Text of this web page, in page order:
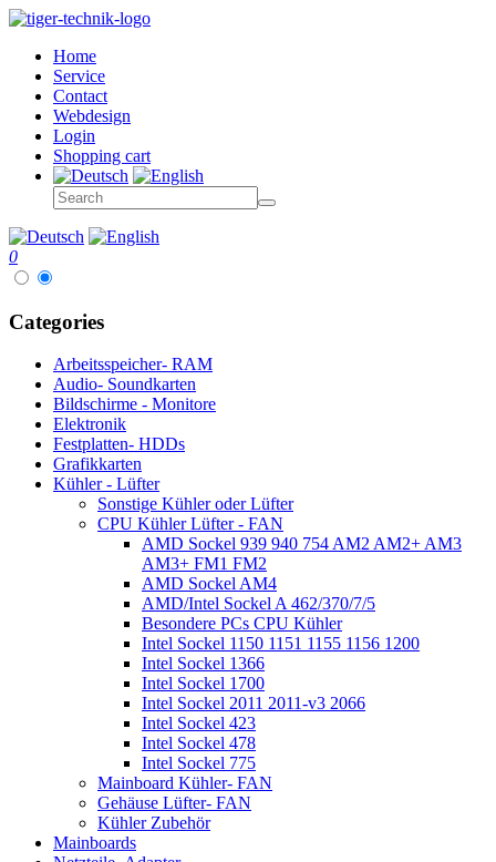
Home
Service
Contact
Webdesign
Login
Shopping cart
0
Categories
Arbeitsspeicher- RAM
Audio- Soundkarten
Bildschirme - Monitore
Elektronik
Festplatten- HDDs
Grafikkarten
Kühler - Lüfter
Sonstige Kühler oder Lüfter
CPU Kühler Lüfter - FAN
AMD Sockel 939 940 754 AM2 AM2+ AM3
AM3+ FM1 FM2
AMD Sockel AM4
AMD/Intel Sockel A 462/370/7/5
Besondere PCs CPU Kühler
Intel Sockel 1150 1151 1155 1156 1200
Intel Sockel 1366
Intel Sockel 1700
Intel Sockel 2011 2011-v3 2066
Intel Sockel 423
Intel Sockel 478
Intel Sockel 775
Mainboard Kühler- FAN
Gehäuse Lüfter- FAN
Kühler Zubehör
Mainboards